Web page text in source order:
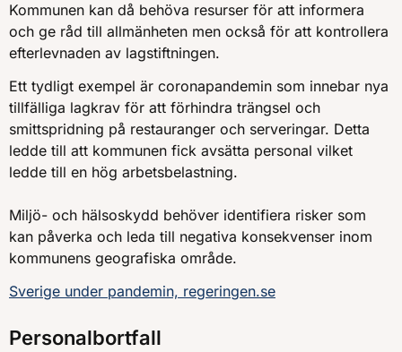
Kommunen kan då behöva resurser för att informera
och ge råd till allmänheten men också för att kontrollera
efterlevnaden av lagstiftningen.
Ett tydligt exempel är coronapandemin som innebar nya
tillfälliga lagkrav för att förhindra trängsel och
smittspridning på restauranger och serveringar. Detta
ledde till att kommunen fick avsätta personal vilket
ledde till en hög arbetsbelastning.
Miljö- och hälsoskydd behöver identifiera risker som
kan påverka och leda till negativa konsekvenser inom
kommunens geografiska område.
Sverige under pandemin, regeringen.se
Personalbortfall